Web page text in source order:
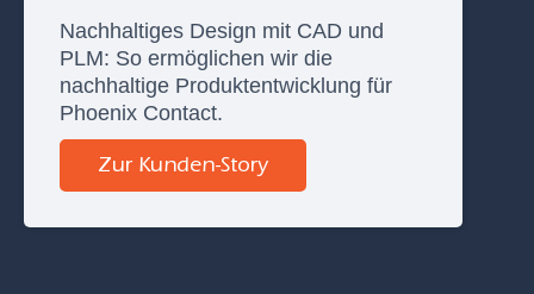
Nachhaltiges Design mit CAD und
PLM: So ermöglichen wir die
nachhaltige Produktentwicklung für
Phoenix Contact.
Zur Kunden-Story